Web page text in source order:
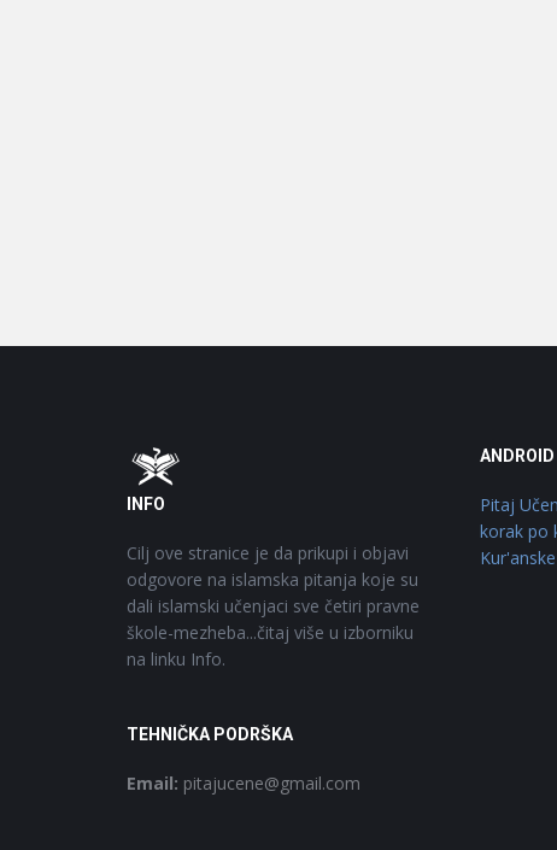
Footer
INFO
Cilj ove stranice je da prikupi i objavi
odgovore na islamska pitanja koje su
dali islamski učenjaci sve četiri pravne
škole-mezheba...čitaj više u izborniku
na linku Info.
TEHNIČKA PODRŠKA
Email: pitajucene@gmail.com
ANDROID
Pitaj
korak po